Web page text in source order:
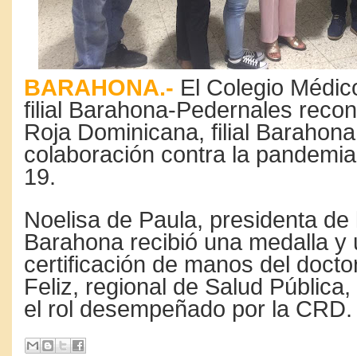
BARAHONA.- El Colegio
filial Barahona-Pedernales
Roja Dominicana, filial
colaboración contra la
19.
Noelisa de Paula, presidenta de
Barahona recibió una medalla y
certificación de manos del
Feliz, regional de Salud
el rol desempeñado por la CRD.